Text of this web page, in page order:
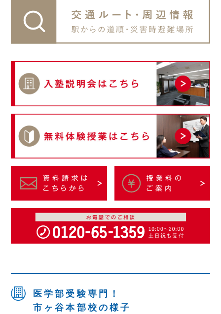
医学部受験専門！
市ヶ谷本部校の様子